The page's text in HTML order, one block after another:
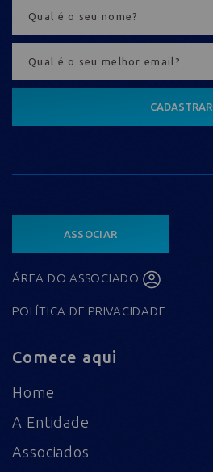
CADASTRAR
ASSOCIAR
ÁREA DO ASSOCIADO
POLÍTICA DE PRIVACIDADE
Comece aqui
Home
A Entidade
Associados